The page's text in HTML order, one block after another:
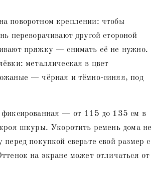
поворотном креплении: чтобы
переворачивают другой стороной
пряжку — снимать её не нужно.
металлическая в цвет
— чёрная и тёмно-синяя, под
фиксированная — от 115 до 135 см в
шкуры. Укоротить ремень дома не
перед покупкой сверьте свой размер с
на экране может отличаться от